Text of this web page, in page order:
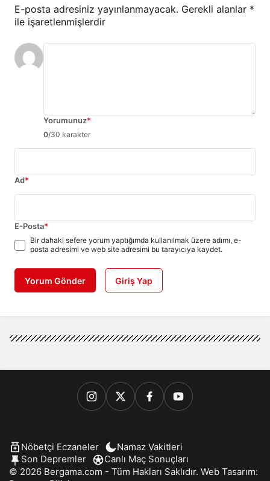
E-posta adresiniz yayınlanmayacak. Gerekli alanlar *
ile işaretlenmişlerdir
Yorumunuz*
0/30 karakter
Ad*
E-Posta*
Bir dahaki sefere yorum yaptığımda kullanılmak üzere adımı, e-
posta adresimi ve web site adresimi bu tarayıcıya kaydet.
Yorum Gönder Giriş Yap
Nöbetçi Eczaneler
Namaz Vakitleri
Son Depremler
Canlı Maç Sonuçları
© 2026 Bergama.com - Tüm Hakları Saklıdır. Web Tasarım: